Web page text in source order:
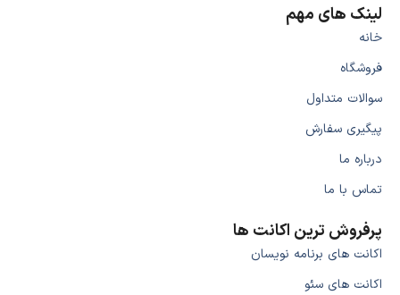
لینک های مهم
خانه
فروشگاه
سوالات متداول
پیگیری سفارش
درباره ما
تماس با ما
پرفروش ترین اکانت ها
اکانت های برنامه نویسان
اکانت های سئو